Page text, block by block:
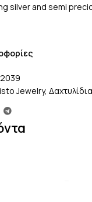
silver and semi
2039
Jewelry, Δαχτυλίδια